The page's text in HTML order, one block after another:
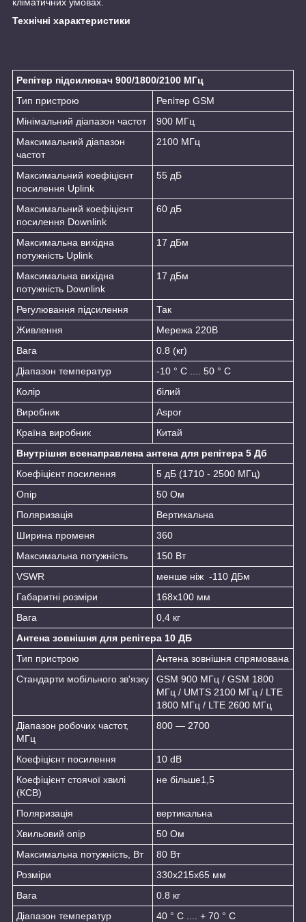
Технічні характеристики
Репітер підсилювач 900/1800/2100 МГц
Тип пристрою
Репітер GSM
Мінімальний діапазон частот
900 МГц
Максимальний діапазон
частот
2100 МГц
Максимальний коефіцієнт
посилення Uplink
55 дБ
Максимальний коефіцієнт
посилення Downlink
60 дБ
Максимальна вихідна
потужність Uplink
17 дБм
Максимальна вихідна
потужність Downlink
17 дБм
Регулювання підсилення
Так
Живлення
Мережа 220В
Вага
0.8 (кг)
Діапазон температур
-10 ° C .... 50 ° C
Колір
білий
Виробник
Aspor
Країна виробник
Китай
Внутрішня всенаправлена антена для репітера 5 Дб
Коефіцієнт посилення
5 дБ (1710 - 2500 МГц)
Опір
50 Ом
Поляризація
Вертикальна
Ширина променя
360
Максимальна потужність
150 Вт
VSWR
менше ніж -110 ДБм
Габаритні розміри
168х100 мм
Вага
0,4 кг
Антена зовнішня для репітера 10 ДБ
Тип пристрою
Антена зовнішня спрямована
Стандарти мобільного зв'язку
GSM 900 МГц / GSM 1800
МГц / UMTS 2100 МГц / LTE
1800 МГц / LTE 2600 МГц
Діапазон робочих частот,
МГц
800 — 2700
Коефіцієнт посилення
10 dB
Коефіцієнт стоячої хвилі
(КСВ)
не більше1,5
Поляризація
вертикальна
Хвильовий опір
50 Ом
Максимальна потужність, Вт
80 Вт
Розміри
330x215x65 мм
Вага
0.8 кг
Діапазон температур
40 ° C .... + 70 ° C